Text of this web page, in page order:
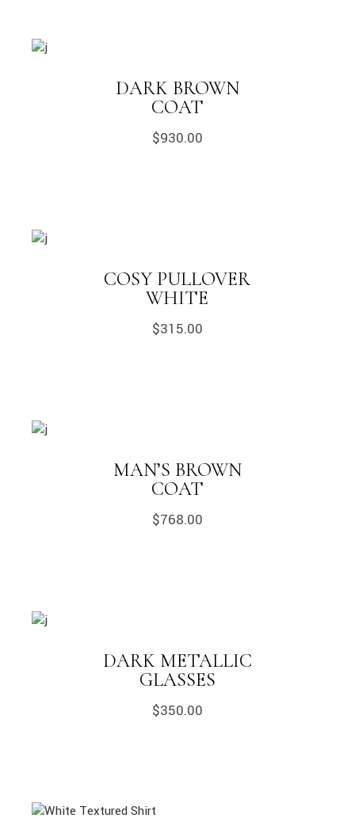
DARK BROWN
COAT
$930.00
COSY PULLOVER
WHITE
$315.00
MAN’S BROWN
COAT
$768.00
DARK METALLIC
GLASSES
$350.00